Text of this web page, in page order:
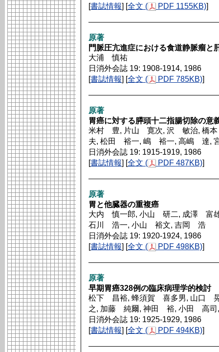
[書誌情報] [全文 ( PDF 1155KB)]
原著
門脈圧亢進症における食道静脈瘤と
大浦 慎祐
日消外会誌 19: 1908-1914, 1986
[書誌情報] [全文 ( PDF 785KB)]
原著
胃癌に対する膵頭十二指腸切除の意
米村 豊, 片山 寛次, 沢 敏治, 橋
夫, 松田 裕一, 嶋 裕一, 高嶋 達,
日消外会誌 19: 1915-1919, 1986
[書誌情報] [全文 ( PDF 487KB)]
原著
胃と他臓器の重複癌
大内 慎一郎, 小山 研二, 成澤 富
石川 浩一, 小山 裕文, 吉岡 浩
日消外会誌 19: 1920-1924, 1986
[書誌情報] [全文 ( PDF 498KB)]
原著
早期胃癌328例の臨床病理学的検討
松下 昌裕, 蜂須賀 喜多男, 山口
之, 加藤 純爾, 神田 裕, 小田 高
日消外会誌 19: 1925-1929, 1986
[書誌情報] [全文 ( PDF 494KB)]